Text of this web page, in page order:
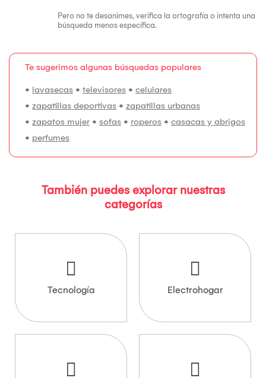
Pero no te desanimes, verifica la ortografía o intenta una
búsqueda menos específica.
Te sugerimos algunas búsquedas populares
• lavasecas • televisores • celulares
• zapatillas deportivas • zapatillas urbanas
• zapatos mujer • sofas • roperos • casacas y abrigos
• perfumes
También puedes explorar nuestras
categorías
Tecnología Electrohogar